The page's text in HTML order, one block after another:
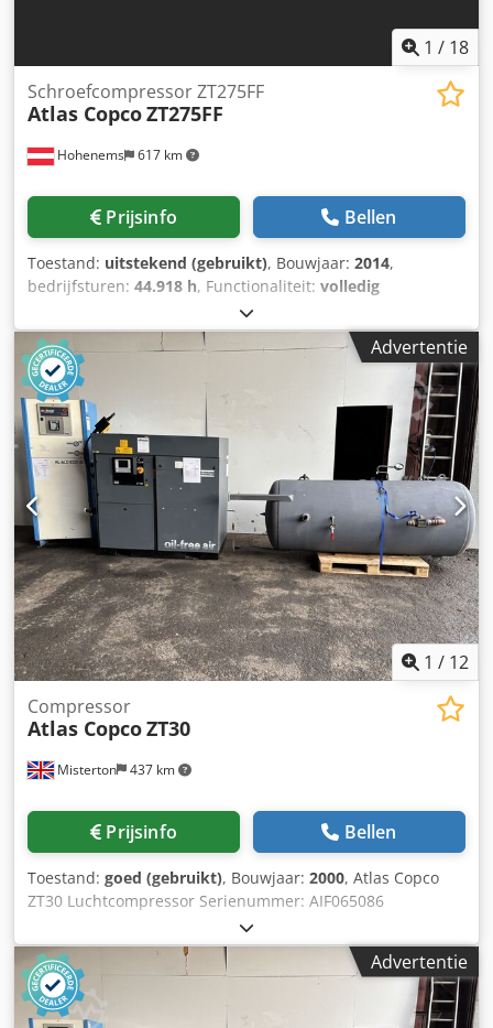
1 / 18
Hohenems 617 km
Schroefcompressor ZT275FF
Atlas CopcoZT275FF
Prijsinfo Bellen
Toestand: uitstekend (gebruikt), Bouwjaar: 2014,
bedrijfsturen: 44.918 h, Functionaliteit: volledig
, Gebruikte olievrije Atlas Copco ZT275FF.
Bouwjaar 2014 met circa 44.000 bedrijfsuren. 275 kW, 7,5
bar met 44,38 m3/min. Geïntegreerde trommeldroger.
Credoxr U Rxjpfx Aa Tof
Advertentie
1 / 12
Misterton 437 km
Compressor
Atlas CopcoZT30
Prijsinfo Bellen
Toestand: goed (gebruikt), Bouwjaar: 2000, Atlas Copco
ZT30 Luchtcompressor Serienummer: AIF065086
Credpfxovtcw To Aa Tof 2000, olievrije luchtgekoelde
schroefcompressor, werkdruk 8,6 bar,
compressorvermogen 69 l/s, motor 30 kW, wordt geleverd
met Ultrafilter International drogermodel: HLALD0225 en
Abbott luchttank
Advertentie